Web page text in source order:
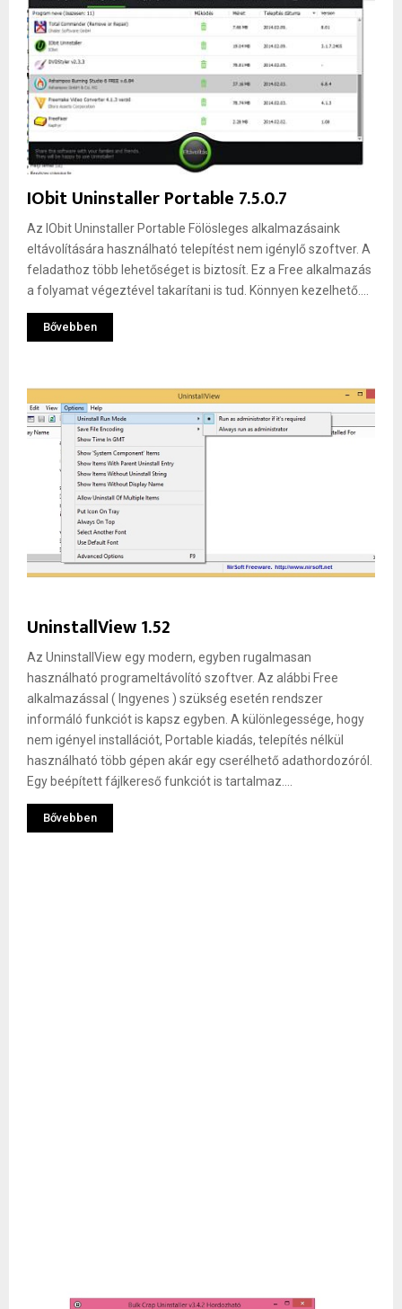
IObit Uninstaller Portable 7.5.0.7
Az IObit Uninstaller Portable Fölösleges alkalmazásaink
eltávolítására használható telepítést nem igénylő szoftver. A
feladathoz több lehetőséget is biztosít. Ez a Free alkalmazás
a folyamat végeztével takarítani is tud. Könnyen kezelhető....
Bővebben
UninstallView 1.52
Az UninstallView egy modern, egyben rugalmasan
használható programeltávolító szoftver. Az alábbi Free
alkalmazással ( Ingyenes ) szükség esetén rendszer
informáló funkciót is kapsz egyben. A különlegessége, hogy
nem igényel installációt, Portable kiadás, telepítés nélkül
használható több gépen akár egy cserélhető adathordozóról.
Egy beépített fájlkereső funkciót is tartalmaz....
Bővebben